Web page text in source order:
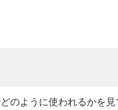
のように使われるかを見